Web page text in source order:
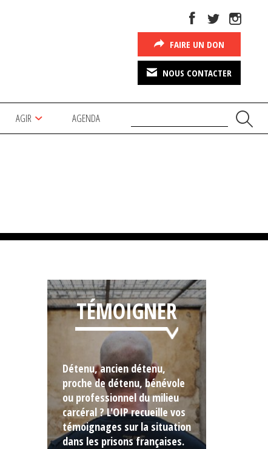
FAIRE UN DON
NOUS CONTACTER
AGIR AGENDA
TÉMOIGNER
Détenu, ancien détenu,
proche de détenu, bénévole
ou professionnel du milieu
carcéral ? L'OIP recueille vos
témoignages sur la situation
dans les prisons françaises.